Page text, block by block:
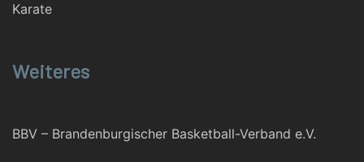
Karate
Weiteres
BBV – Brandenburgischer Basketball-Verband e.V.